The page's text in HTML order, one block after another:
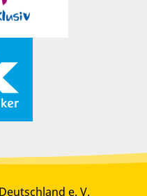
e. V.